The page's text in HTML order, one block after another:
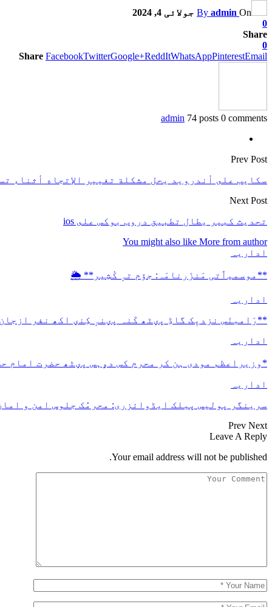
By admin On
جولائی 4, 2024
0
Share
0
Share FacebookTwitterGoogle+ReddItWhatsAppPinterestEmail
admin 74 posts 0 comments
Prev Post
سكايب على أندرويد يحل مشكلة تغيير الإتجاه أثناء
Next Post
تحديث كبير يطال تطبيق دروب بوكس على ios
You might also like More from author
اداریہ
**موسمیٲتی مَنزَرنامَہ: جۆم تہٕ کٔشِیر** 🌦️
اداریہ
**رَامبنَس نزدیٖک گاڈِ پؠٹھ کَنہ پؠنہٕ کِنؠ اکھ نفر
اداریہ
*وزیراعظم مودی ہن کر محرم کس دۄہس پؠٹھ حضرت امام
اداریہ
سرینگر پولیس پبلک ایڈوائزری: محرمُک جلوس امن و
Prev Next
Leave A Reply
Your email address will not be published.